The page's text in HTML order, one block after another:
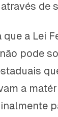
de
a Lei
pode
a